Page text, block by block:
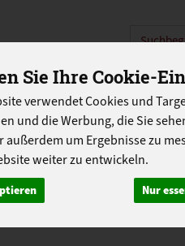
Sie Ihre Cookie-
verwendet Cookies und
und die Werbung, die Sie
außerdem um Ergebnisse zu
weiter zu entwickeln.
Nur
Produkt
ABOKISTEN